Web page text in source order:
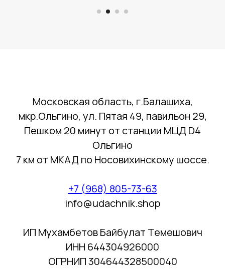
Московская область, г.Балашиха,
мкр.Ольгино, ул. Пятая 49, павильон 29,
Пешком 20 минут от станции МЦД D4
Ольгино
7 км от МКАД по Носовихинскому шоссе.
+7 (968) 805-73-63
info@udachnik.shop
ИП Мухамбетов Байбулат Темешович
ИНН 644304926000
ОГРНИП 304644328500040